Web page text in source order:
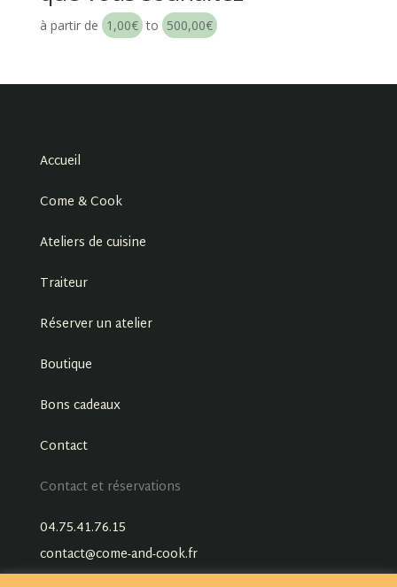
à partir de 1,00€ to 500,00€
Accueil
Come & Cook
Ateliers de cuisine
Traiteur
Réserver un atelier
Boutique
Bons cadeaux
Contact
Contact et réservations
04.75.41.76.15
contact@come-and-cook.fr